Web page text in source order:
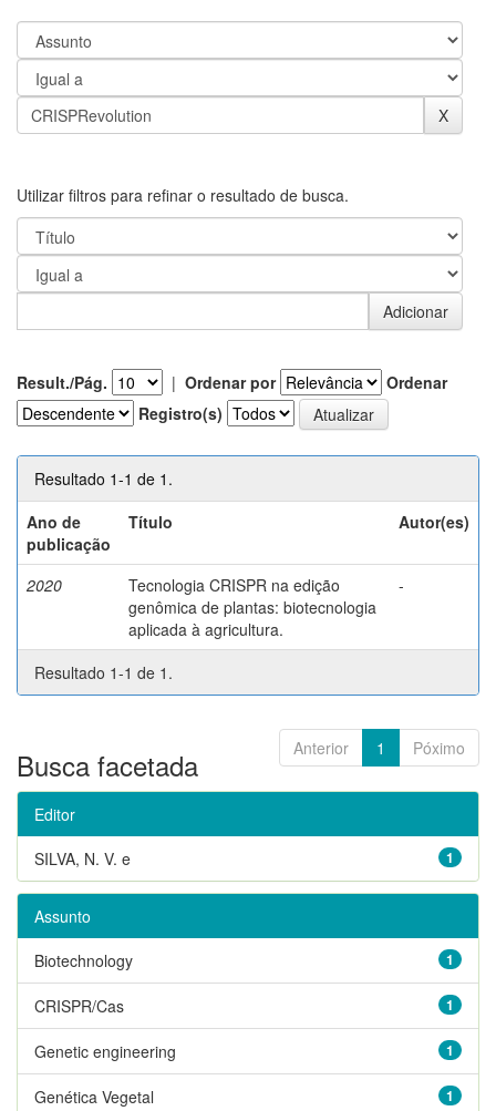
Utilizar filtros para refinar o resultado de busca.
Result./Pág. | Ordenar por
Ordenar
Registro(s)
Resultado 1-1 de 1.
Ano de
publicação
Título Autor(es)
2020
Tecnologia CRISPR na edição
genômica de plantas: biotecnologia
aplicada à agricultura.
-
Resultado 1-1 de 1.
Anterior 1 Póximo
Busca facetada
Editor
1
SILVA, N. V. e
Assunto
1
Biotechnology
1
CRISPR/Cas
1
Genetic engineering
1
Genética Vegetal